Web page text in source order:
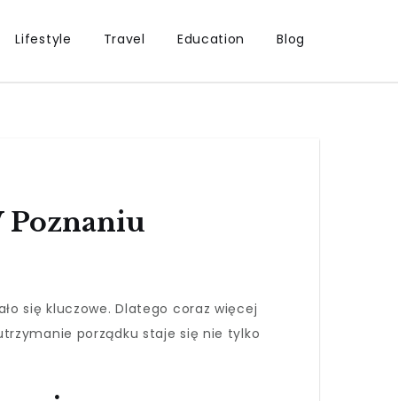
Lifestyle Travel Education Blog
Poznaniu
się kluczowe. Dlatego coraz więcej
porządku staje się nie tylko